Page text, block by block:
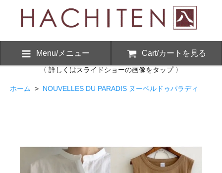
Menu/メニュー Cart/カートを見る
〈 詳しくはスライドショーの画像をタップ 〉
ホーム > NOUVELLES DU PARADIS ヌーベルドゥパラディ